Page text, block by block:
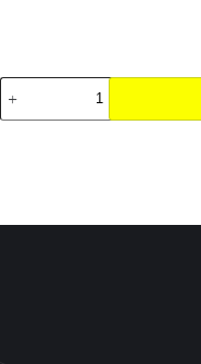
Cilinder
sleeve
grizzly